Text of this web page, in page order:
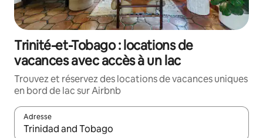
Trinité-et-Tobago : locations de
vacances avec accès à un lac
Trouvez et réservez des locations de vacances uniques
en bord de lac sur Airbnb
Adresse
Lorsque les résultats s'affichent, utilisez les flèches vers le